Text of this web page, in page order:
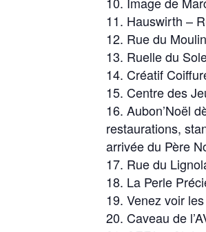
Hauswirth –
Rue du
Ruelle du
Créatif
Centre des
Aubon’Noël
restaurations,
arrivée du Père
Rue du
La Perle
Venez voir
Caveau de